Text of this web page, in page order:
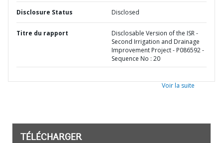
Disclosure Status Disclosed
Titre du rapport
Disclosable Version of the ISR -
Second Irrigation and Drainage
Improvement Project - P086592 -
Sequence No : 20
Voir la suite
TÉLÉCHARGER